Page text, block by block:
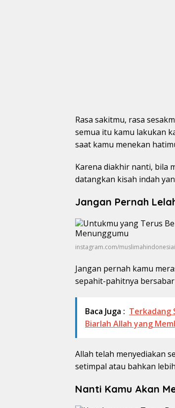
Rasa sakitmu, rasa
semua itu kamu lakukan
saat kamu menekan
Karena diakhir nanti, bila
datangkan kisah indah
Jangan Pernah
instagram.com/
Jangan pernah kamu
sepahit-pahitnya
Baca Juga : Terkadang
Biarlah Allah yang
Allah telah menyediakan
setimpal atau bahkan
Nanti Kamu Akan